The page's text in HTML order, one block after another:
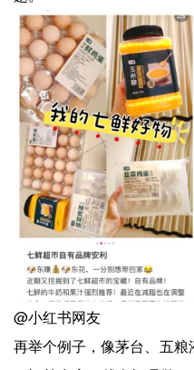
@小红书网友
再举个例子，像茅台、五粮